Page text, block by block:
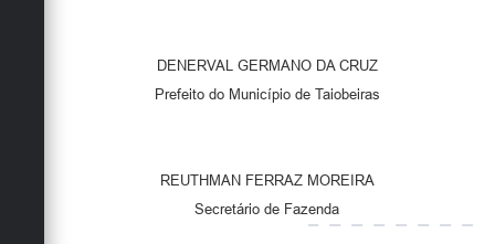
DENERVAL GERMANO DA CRUZ
Prefeito do Município de Taiobeiras
REUTHMAN FERRAZ MOREIRA
Secretário de Fazenda